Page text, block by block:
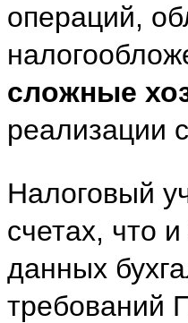
операций,
сложные
реализации
Налоговый
счетах, что
данных
требований